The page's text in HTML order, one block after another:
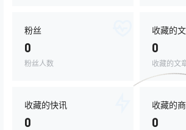
粉丝
0
粉丝人数
收藏的
0
收藏的文
收藏的快讯
0
收藏的
0